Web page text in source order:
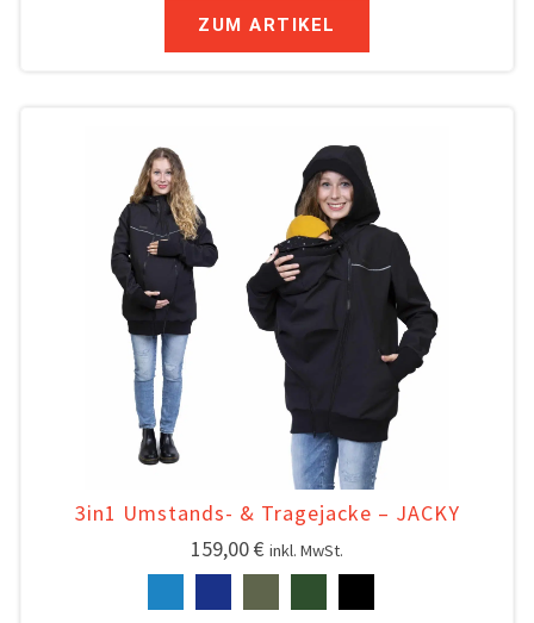
ZUM ARTIKEL
3in1 Umstands- & Tragejacke – JACKY
159,00€ inkl. MwSt.